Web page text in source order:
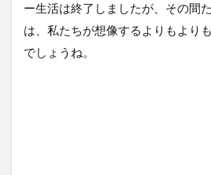
ー生活は終了しましたが、その間
は、私たちが想像するよりもより
でしょうね。